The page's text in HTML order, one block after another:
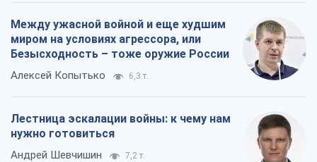
Между ужасной войной и еще худшим
миром на условиях агрессора, или
Безысходность – тоже оружие России
Алексей Копытько 6,3 т.
Лестница эскалации войны: к чему нам
нужно готовиться
Андрей Шевчишин 7,2 т.